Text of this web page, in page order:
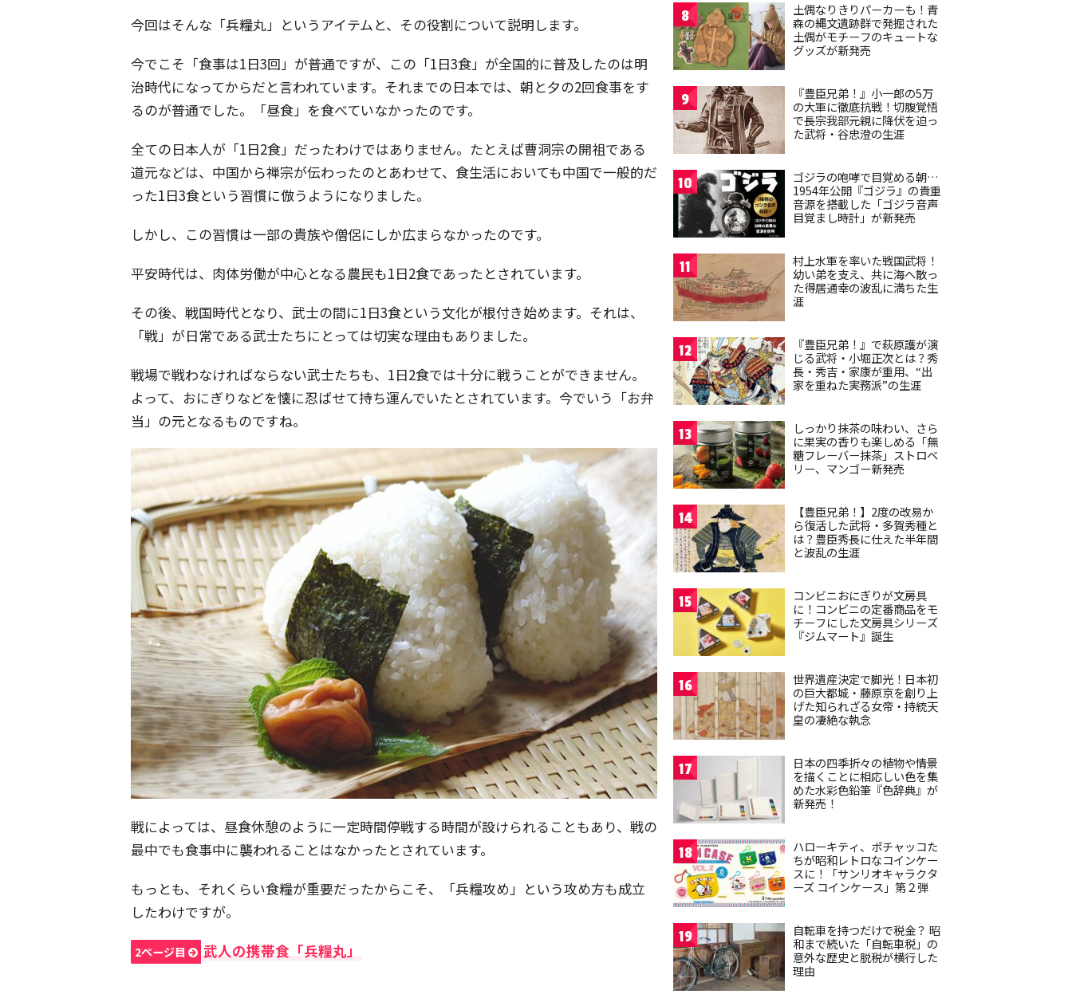
今回はそんな「兵糧丸」というアイテムと、その役割について説明します。
今でこそ「食事は1日3回」が普通ですが、この「1日3食」が全国的に普及したのは明
治時代になってからだと言われています。それまでの日本では、朝と夕の2回食事をす
るのが普通でした。「昼食」を食べていなかったのです。
全ての日本人が「1日2食」だったわけではありません。たとえば曹洞宗の開祖である
道元などは、中国から禅宗が伝わったのとあわせて、食生活においても中国で一般的だ
った1日3食という習慣に倣うようになりました。
しかし、この習慣は一部の貴族や僧侶にしか広まらなかったのです。
平安時代は、肉体労働が中心となる農民も1日2食であったとされています。
その後、戦国時代となり、武士の間に1日3食という文化が根付き始めます。それは、
「戦」が日常である武士たちにとっては切実な理由もありました。
戦場で戦わなければならない武士たちも、1日2食では十分に戦うことができません。
よって、おにぎりなどを懐に忍ばせて持ち運んでいたとされています。今でいう「お弁
当」の元となるものですね。
戦によっては、昼食休憩のように一定時間停戦する時間が設けられることもあり、戦の
最中でも食事中に襲われることはなかったとされています。
もっとも、それくらい食糧が重要だったからこそ、「兵糧攻め」という攻め方も成立
したわけですが。
2ページ目 武人の携帯食「兵糧丸」
8
土偶なりきりパーカーも！青
森の縄文遺跡群で発掘された
土偶がモチーフのキュートな
グッズが新発売
9
『豊臣兄弟！』小一郎の5万
の大軍に徹底抗戦！切腹覚悟
で長宗我部元親に降伏を迫っ
た武将・谷忠澄の生涯
10
ゴジラの咆哮で目覚める朝…
1954年公開『ゴジラ』の貴重
音源を搭載した「ゴジラ音声
目覚まし時計」が新発売
11
村上水軍を率いた戦国武将！
幼い弟を支え、共に海へ散っ
た得居通幸の波乱に満ちた生
涯
12
『豊臣兄弟！』で萩原護が演
じる武将・小堀正次とは？秀
長・秀吉・家康が重用、“出
家を重ねた実務派”の生涯
13
しっかり抹茶の味わい、さら
に果実の香りも楽しめる「無
糖フレーバー抹茶」ストロベ
リー、マンゴー新発売
14
【豊臣兄弟！】2度の改易か
ら復活した武将・多賀秀種と
は？豊臣秀長に仕えた半年間
と波乱の生涯
15
コンビニおにぎりが文房具
に！コンビニの定番商品をモ
チーフにした文房具シリーズ
『ジムマート』誕生
16
世界遺産決定で脚光！日本初
の巨大都城・藤原京を創り上
げた知られざる女帝・持統天
皇の凄絶な執念
17
日本の四季折々の植物や情景
を描くことに相応しい色を集
めた水彩色鉛筆『色辞典』が
新発売！
18
ハローキティ、ポチャッコた
ちが昭和レトロなコインケー
スに！「サンリオキャラクタ
ーズ コインケース」第２弾
19
自転車を持つだけで税金？ 昭
和まで続いた「自転車税」の
意外な歴史と脱税が横行した
理由